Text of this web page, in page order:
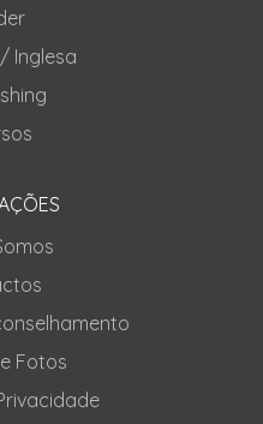
Inglesa
Fotos